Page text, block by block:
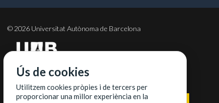
© 2026 Universitat Autònoma de Barcelona
COL·LABORADORS
Ús de cookies
Utilitzem cookies pròpies i de tercers per
proporcionar una millor experiència en la